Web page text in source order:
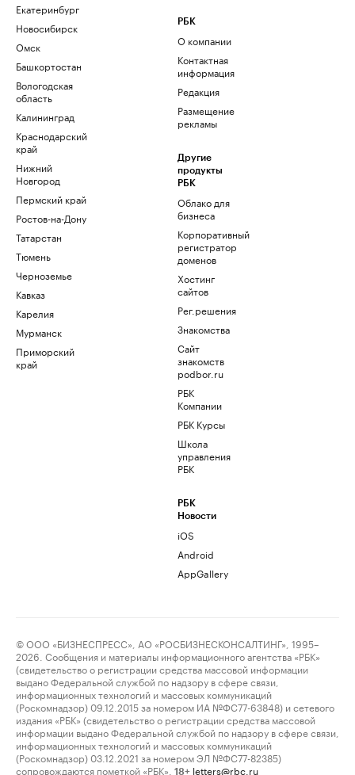
Екатеринбург
Новосибирск
Омск
Башкортостан
Вологодская
область
Калининград
Краснодарский
край
Нижний
Новгород
Пермский край
Ростов-на-Дону
Татарстан
Тюмень
Черноземье
Кавказ
Карелия
Мурманск
Приморский
край
РБК
О компании
Контактная
информация
Редакция
Размещение
рекламы
Другие
продукты
РБК
Облако для
бизнеса
Корпоративный
регистратор
доменов
Хостинг
сайтов
Рег.решения
Знакомства
Сайт
знакомств
podbor.ru
РБК
Компании
РБК Курсы
Школа
управления
РБК
РБК
Новости
iOS
Android
AppGallery
© ООО «БИЗНЕСПРЕСС», АО «РОСБИЗНЕСКОНСАЛТИНГ», 1995–
2026. Сообщения и материалы информационного агентства «РБК»
(свидетельство о регистрации средства массовой информации
выдано Федеральной службой по надзору в сфере связи,
информационных технологий и массовых коммуникаций
(Роскомнадзор) 09.12.2015 за номером ИА №ФС77-63848) и сетевого
издания «РБК» (свидетельство о регистрации средства массовой
информации выдано Федеральной службой по надзору в сфере связи,
информационных технологий и массовых коммуникаций
(Роскомнадзор) 03.12.2021 за номером ЭЛ №ФС77-82385)
сопровождаются пометкой «РБК».
18+ letters@rbc.ru